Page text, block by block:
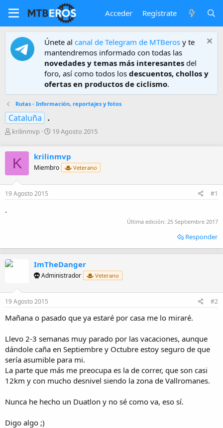
Acceder Regístrate
Únete al canal de Telegram de MTBeros y te
mantendremos informado con todas las
novedades y temas más interesantes del
foro, así como todos los descuentos, chollos y
ofertas en productos de ciclismo.
Rutas - Información, reportajes y fotos
Cataluña .
A
o
r
krilinmvp
F
h
a
e
19 Agosto 2015
K krilinmvp
Miembro Veterano
19 Agosto 2015 #1
.
Última edición: 25 Septiembre 2017
Responder
ImTheDanger
Administrador Veterano
19 Agosto 2015 #2
Mañana o pasado que ya estaré por casa me lo miraré.
Llevo 2-3 semanas muy parado por las vacaciones, aunque
dándole caña en Septiembre y Octubre estoy seguro de que
sería asumible para mi.
La parte que más me preocupa es la de correr, que son casi
12km y con mucho desnivel siendo la zona de Vallromanes.
Nunca he hecho un Duatlon y no sé como va, eso sí.
Digo algo ;)